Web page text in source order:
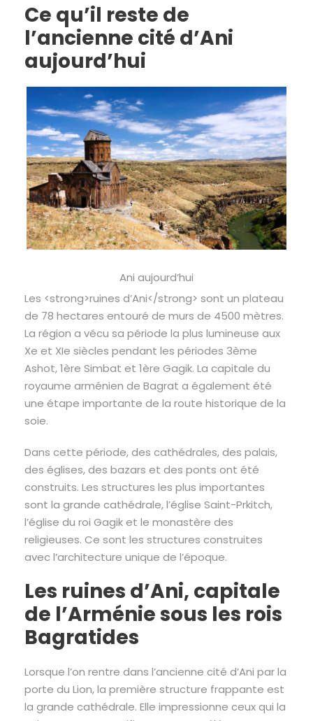
Ce qu’il reste de
l’ancienne cité d’Ani
aujourd’hui
Ani aujourd’hui
Les <strong>ruines d’Ani</strong> sont un plateau
de 78 hectares entouré de murs de 4500 mètres.
La région a vécu sa période la plus lumineuse aux
Xe et XIe siècles pendant les périodes 3ème
Ashot, 1ère Simbat et 1ère Gagik. La capitale du
royaume arménien de Bagrat a également été
une étape importante de la route historique de la
soie.
Dans cette période, des cathédrales, des palais,
des églises, des bazars et des ponts ont été
construits. Les structures les plus importantes
sont la grande cathédrale, l’église Saint-Prkitch,
l’église du roi Gagik et le monastère des
religieuses. Ce sont les structures construites
avec l’architecture unique de l’époque.
Les ruines d’Ani, capitale
de l’Arménie sous les rois
Bagratides
Lorsque l’on rentre dans l’ancienne cité d’Ani par la
porte du Lion, la première structure frappante est
la grande cathédrale. Elle impressionne ceux qui la